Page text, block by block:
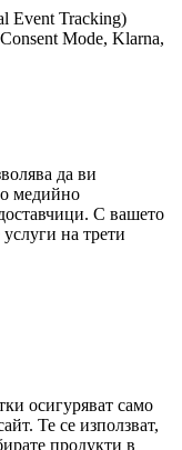
Event Tracking)
Mode, Klarna,
да ви
медийно
С вашето
на трети
осигуряват само
Те се използват,
продукти в